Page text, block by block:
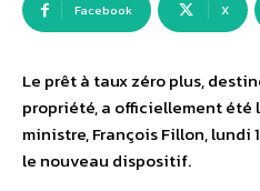
Facebook X
Le prêt à taux zéro plus,
propriété, a officiellement été
ministre, François Fillon, lundi
le nouveau dispositif.